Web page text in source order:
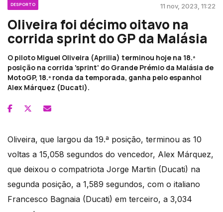
DESPORTO 11 nov, 2023, 11:22
Oliveira foi décimo oitavo na
corrida sprint do GP da Malásia
O piloto Miguel Oliveira (Aprilia) terminou hoje na 18.ª
posição na corrida 'sprint' do Grande Prémio da Malásia de
MotoGP, 18.ª ronda da temporada, ganha pelo espanhol
Alex Márquez (Ducati).
Oliveira, que largou da 19.ª posição, terminou as 10
voltas a 15,058 segundos do vencedor, Alex Márquez,
que deixou o compatriota Jorge Martin (Ducati) na
segunda posição, a 1,589 segundos, com o italiano
Francesco Bagnaia (Ducati) em terceiro, a 3,034